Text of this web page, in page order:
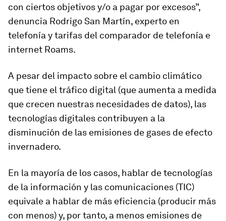
con ciertos objetivos y/o a pagar por excesos”,
denuncia Rodrigo San Martín, experto en
telefonía y tarifas del comparador de telefonía e
internet Roams.
A pesar del impacto sobre el cambio climático
que tiene el tráfico digital (que aumenta a me­dida
que crecen nuestras necesidades de datos), las
tecnologías digitales contribuyen a la
disminución de las emisiones de gases de efecto
invernadero.
En la mayoría de los casos, hablar de tecnologías
de la información y las comunicaciones (TIC)
equivale a hablar de más eficiencia (producir más
con menos) y, por tanto, a menos emisiones de